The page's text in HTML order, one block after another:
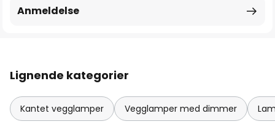
Anmeldelse
Lignende kategorier
Kantet vegglamper Vegglamper med dimmer